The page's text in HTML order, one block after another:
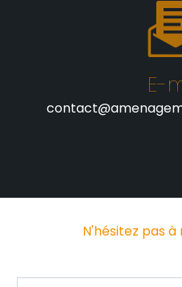
E-
N'hésitez pas